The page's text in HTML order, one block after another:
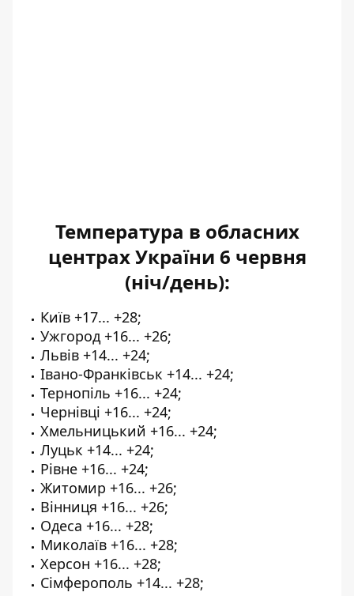
Температура в обласних
центрах України 6 червня
(ніч/день):
Київ +17... +28;
Ужгород +16... +26;
Львів +14... +24;
Івано-Франківськ +14... +24;
Тернопіль +16... +24;
Чернівці +16... +24;
Хмельницький +16... +24;
Луцьк +14... +24;
Рівне +16... +24;
Житомир +16... +26;
Вінниця +16... +26;
Одеса +16... +28;
Миколаїв +16... +28;
Херсон +16... +28;
Сімферополь +14... +28;